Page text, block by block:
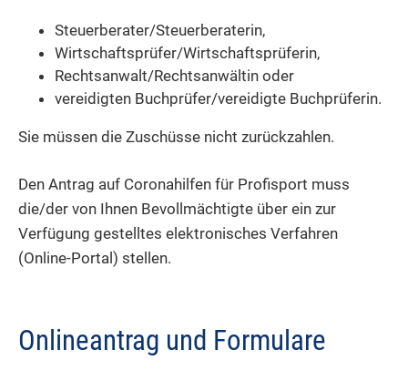
Steuerberater/Steuerberaterin,
Wirtschaftsprüfer/Wirtschaftsprüferin,
Rechtsanwalt/Rechtsanwältin oder
vereidigten Buchprüfer/vereidigte Buchprüferin.
Sie müssen die Zuschüsse nicht zurückzahlen.
Den Antrag auf Coronahilfen für Profisport muss
die/der von Ihnen Bevollmächtigte über ein zur
Verfügung gestelltes elektronisches Verfahren
(Online-Portal) stellen.
Onlineantrag und Formulare